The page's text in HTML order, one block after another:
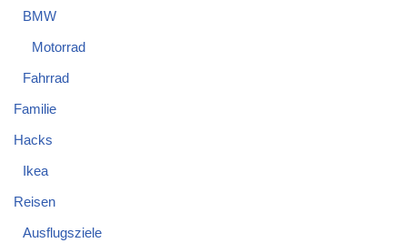
BMW
Motorrad
Fahrrad
Familie
Hacks
Ikea
Reisen
Ausflugsziele